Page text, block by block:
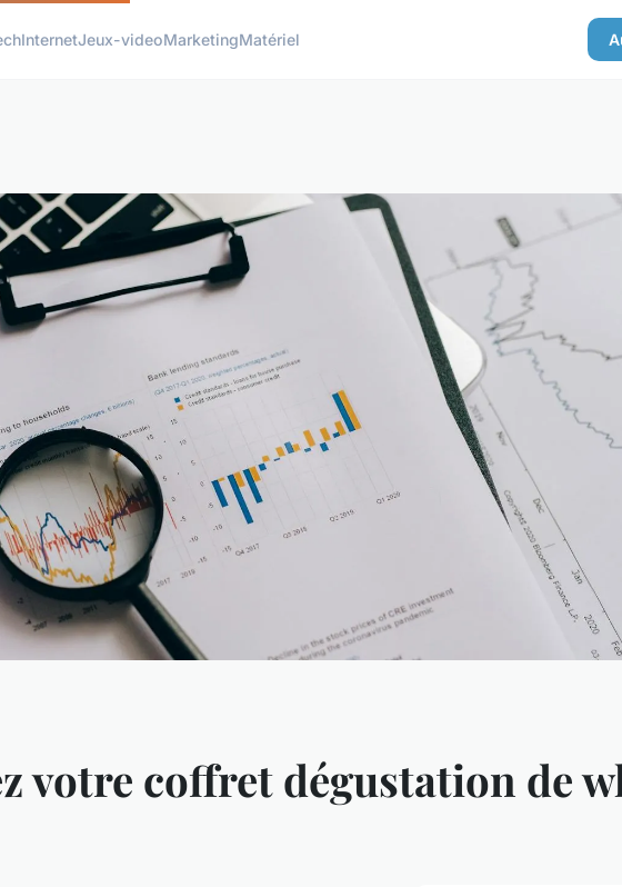
InternetJeux-videoMarketingMatériel
votre coffret dégustation de